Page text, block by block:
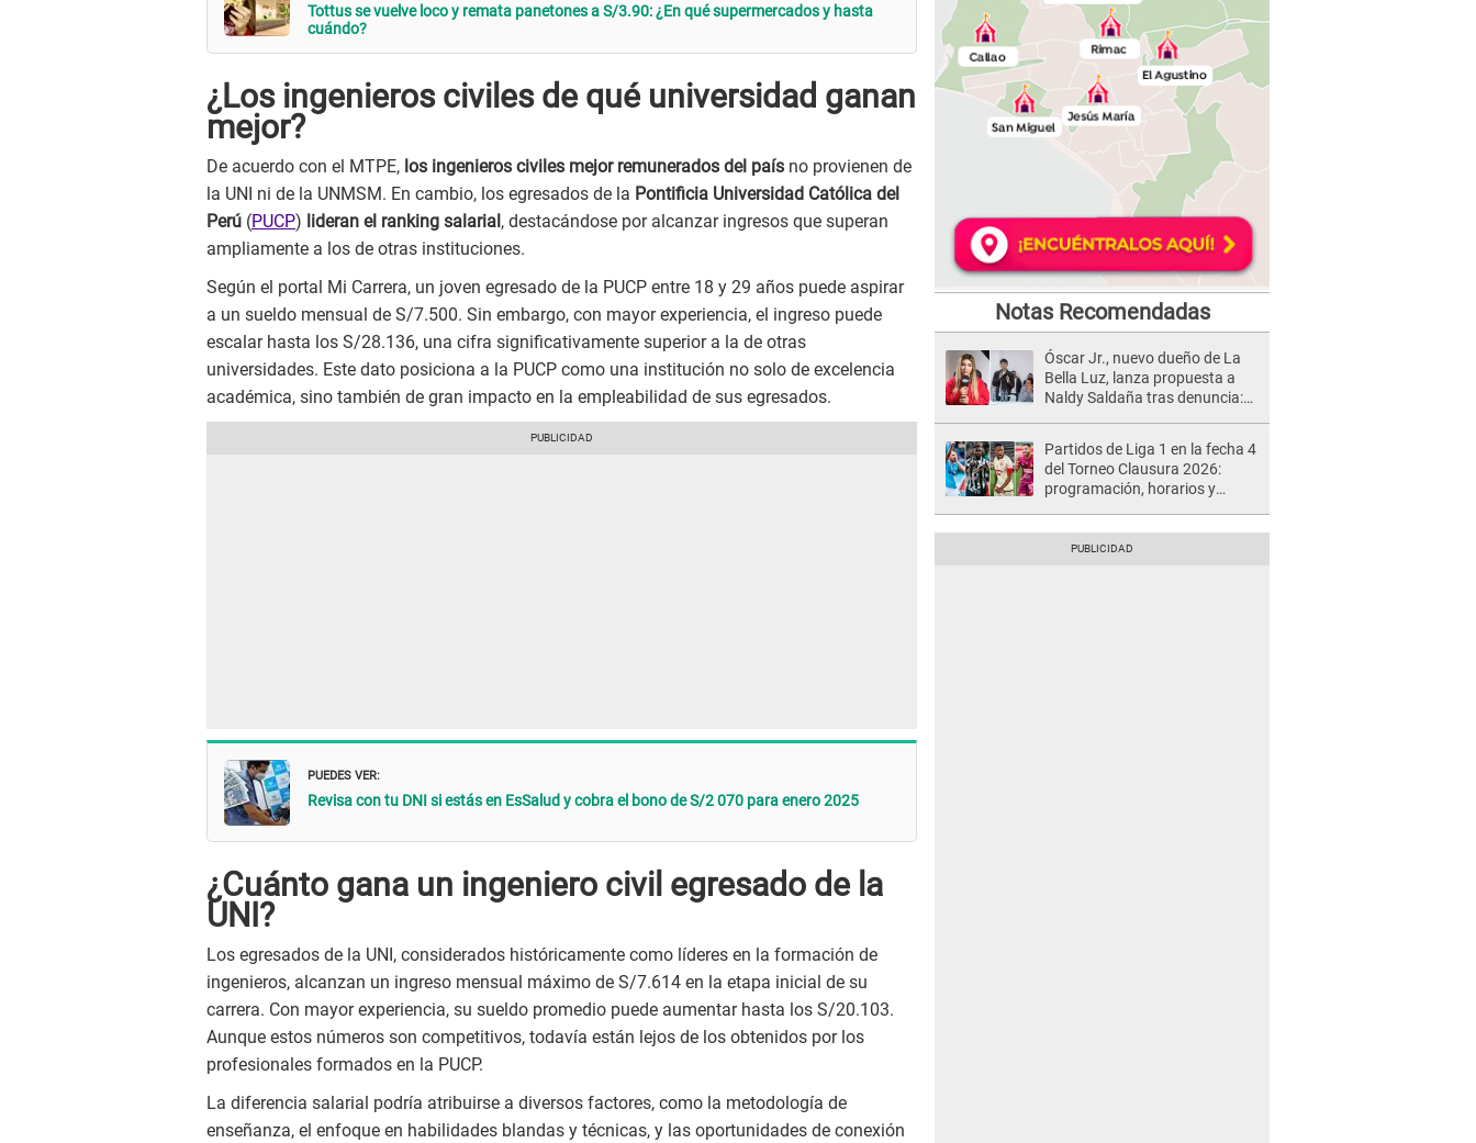
Tottus se vuelve loco y remata panetones a S/3.90: ¿En qué supermercados y hasta
cuándo?
¿Los ingenieros civiles de qué universidad ganan
mejor?
De acuerdo con el MTPE, los ingenieros civiles mejor remunerados del país no provienen de
la UNI ni de la UNMSM. En cambio, los egresados de la Pontificia Universidad Católica del
Perú (PUCP) lideran el ranking salarial , destacándose por alcanzar ingresos que superan
ampliamente a los de otras instituciones.
Según el portal Mi Carrera, un joven egresado de la PUCP entre 18 y 29 años puede aspirar
a un sueldo mensual de S/7.500. Sin embargo, con mayor experiencia, el ingreso puede
escalar hasta los S/28.136, una cifra significativamente superior a la de otras
universidades. Este dato posiciona a la PUCP como una institución no solo de excelencia
académica, sino también de gran impacto en la empleabilidad de sus egresados.
PUEDES VER:
Revisa con tu DNI si estás en EsSalud y cobra el bono de S/2 070 para enero 2025
¿Cuánto gana un ingeniero civil egresado de la
UNI?
Los egresados de la UNI, considerados históricamente como líderes en la formación de
ingenieros, alcanzan un ingreso mensual máximo de S/7.614 en la etapa inicial de su
carrera. Con mayor experiencia, su sueldo promedio puede aumentar hasta los S/20.103.
Aunque estos números son competitivos, todavía están lejos de los obtenidos por los
profesionales formados en la PUCP.
La diferencia salarial podría atribuirse a diversos factores, como la metodología de
enseñanza, el enfoque en habilidades blandas y técnicas, y las oportunidades de conexión
Notas Recomendadas
Óscar Jr., nuevo dueño de La
Bella Luz, lanza propuesta a
Naldy Saldaña tras denuncia:
Partidos de Liga 1 en la fecha 4
del Torneo Clausura 2026:
programación, horarios y